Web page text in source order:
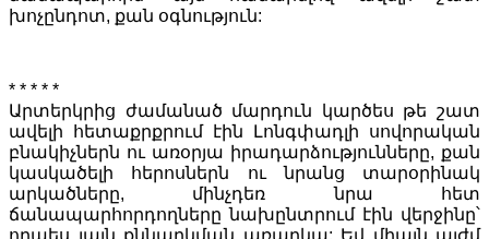
խոչընդոտ, քան օգնություն:
* * * * *
Արտերկրից ժամանած մարդուն կարծես թե շատ
ավելի հետաքրքրում էին Լոնգփադլի սովորական
բնակիչներն ու առօրյա իրադարձությունները, քան
կասկածելի հերոսներն ու նրանց տարօրինակ
արկածները, մինչդեռ նրա հետ
ճանապարհորդողները նախընտրում էին վերջինը՝
որպես լայն քննարկման առարկա: Եվ միայն այժմ